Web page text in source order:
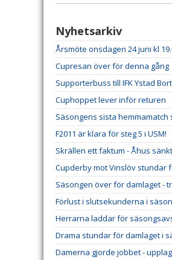
Nyhetsarkiv
Årsmöte onsdagen 24 juni kl
Cupresan över för denna gång
Supporterbuss till IFK Ystad
Cuphoppet lever inför returen
Säsongens sista
F2011 är klara för steg 5 i USM!
Skrällen ett faktum - Åhus
Cupderby mot Vinslöv stundar
Säsongen över för damlaget -
Förlust i slutsekunderna i
Herrarna laddar för
Drama stundar för damlaget i
Damerna gjorde jobbet -